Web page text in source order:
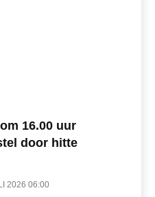
16.00 uur
door hitte
2026 06:00